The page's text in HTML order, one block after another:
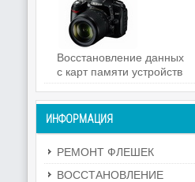
Восстановление данных
с карт памяти устройств
ИНФОРМАЦИЯ
РЕМОНТ ФЛЕШЕК
ВОССТАНОВЛЕНИЕ